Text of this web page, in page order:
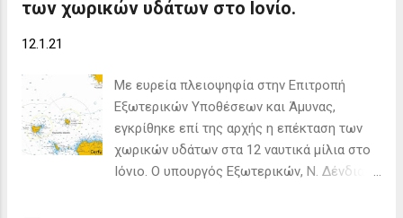
των χωρικών υδάτων στο Ιονίο.
12.1.21
Με ευρεία πλειοψηφία στην Επιτροπή
Εξωτερικών Υποθέσεων και Άμυνας,
εγκρίθηκε επί της αρχής η επέκταση των
χωρικών υδάτων στα 12 ναυτικά μίλια στο
Ιόνιο. Ο υπουργός Εξωτερικών, Ν. Δένδιας